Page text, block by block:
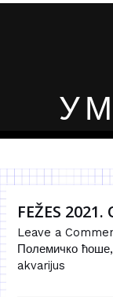
FEŽES
Leave a
Полемичко ћоше
akvarijus